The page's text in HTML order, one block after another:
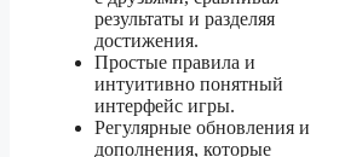
результаты и разделяя
достижения.
Простые правила и
интуитивно понятный
интерфейс игры.
Регулярные обновления и
дополнения, которые